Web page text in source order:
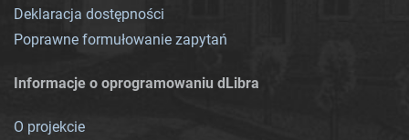
Deklaracja dostępności
Poprawne formułowanie zapytań
Informacje o oprogramowaniu dLibra
O projekcie